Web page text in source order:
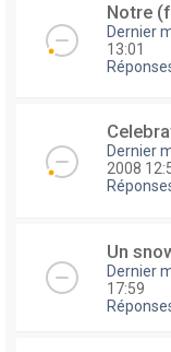
Notre
Dernier
13:01
Dernier
2008
Un
Dernier
17:59